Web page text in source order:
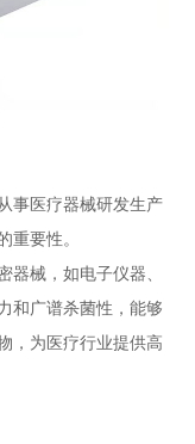
事医疗器械研发生产
重要性。
器械，如电子仪器、
和广谱杀菌性，能够
，为医疗行业提供高